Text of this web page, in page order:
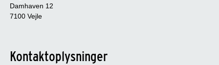
Damhaven 12
7100 Vejle
Kontaktoplysninger